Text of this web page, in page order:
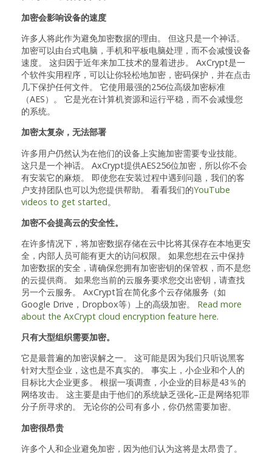
加密会影响设备的速度
许多人将此作为避免加密数据的理由。 但这只是一个神话。
加密可以由台式电脑，手机和平板电脑处理，而不会减慢设备
速度。 这归因于近年来加工技术的显着进步。 AxCrypt是一
个软件实用程序，可以让你轻松地加密，密码保护，并在点击
几下保护任何文件。 它使用最强的256位高级加密标准
（AES）。 它是光在计算机资源和运行平稳，而不会减慢您
的系统。
加密太复杂，无法部署
许多用户仍然认为在他们的设备上实施加密需要专业技能。
这只是一个神话。 AxCrypt提供AES256位加密，所以你不会
有安装它的麻烦。 即使您在安装过程中遇到问题，我们的客
户支持团队也可以为您提供帮助。 看看我们的YouTube
videos to get started。
加密不会提高云的安全性。
在许多情况下，将加密数据存储在云中比将其保存在本地更安
全，内部人员可能有更大的访问权限。 如果您想在云中保持
加密数据的安全，请确保您拥有加密密钥的保管权，而不是您
的云提供商。 如果您当前的云服务要求您交出密钥，请查找
另一个云服务。 AxCrypt旨在简化多个云存储服务（如
Google Drive，Dropbox等）上的高级加密。 Read more
about the AxCrypt cloud encryption feature here.
只有大型组织需要加密。
它是最普遍的加密误解之一。 这可能是因为我们只听说黑客
针对大型企业，这也是不真实的。 事实上，小企业和个人的
目标比大企业更多。 根据一项调查，小企业的目标是43％的
网络攻击。 这主要是由于他们的系统缺乏强化–正是网络犯罪
分子所寻求的。 无论你的公司有多小，你仍然需要加密。
加密很昂贵
许多个人和企业避免加密，因为他们认为这将是太昂贵了。